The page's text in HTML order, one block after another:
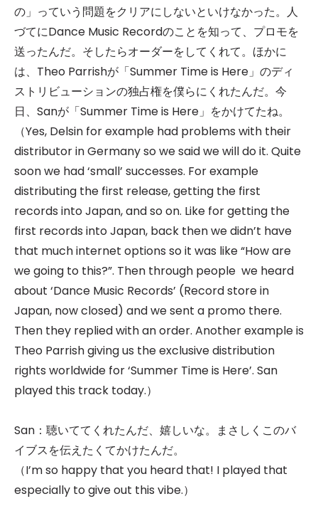
の」っていう問題をクリアにしないといけなかった。人
づてにDance Music Recordのことを知って、プロモを
送ったんだ。そしたらオーダーをしてくれて。ほかに
は、Theo Parrishが「Summer Time is Here」のディ
ストリビューションの独占権を僕らにくれたんだ。今
日、Sanが「Summer Time is Here」をかけてたね。
（Yes, Delsin for example had problems with their
distributor in Germany so we said we will do it. Quite
soon we had ‘small’ successes. For example
distributing the first release, getting the first
records into Japan, and so on. Like for getting the
first records into Japan, back then we didn’t have
that much internet options so it was like “How are
we going to this?”. Then through people we heard
about ‘Dance Music Records’ (Record store in
Japan, now closed) and we sent a promo there.
Then they replied with an order. Another example is
Theo Parrish giving us the exclusive distribution
rights worldwide for ‘Summer Time is Here’. San
played this track today.）
San：聴いててくれたんだ、嬉しいな。まさしくこのバ
イブスを伝えたくてかけたんだ。
（I’m so happy that you heard that! I played that
especially to give out this vibe.）